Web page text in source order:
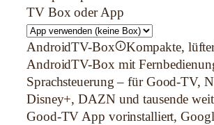
TV Box oder App
AndroidTV-Box
Kompakte,
AndroidTV-Box mit
Sprachsteuerung – für Good-TV,
Disney+, DAZN und tausende
Good-TV App vorinstalliert,